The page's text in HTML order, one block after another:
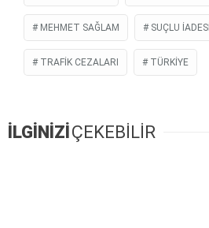
MEHMET SAĞLAM SUÇLU IADESI
TRAFIK CEZALARI TÜRKIYE
İLGİNİZİ ÇEKEBİLİR